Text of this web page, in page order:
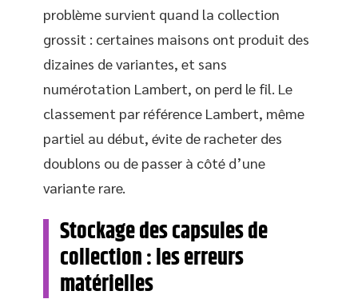
problème survient quand la collection
grossit : certaines maisons ont produit des
dizaines de variantes, et sans
numérotation Lambert, on perd le fil. Le
classement par référence Lambert, même
partiel au début, évite de racheter des
doublons ou de passer à côté d’une
variante rare.
Stockage des capsules de
collection : les erreurs
matérielles